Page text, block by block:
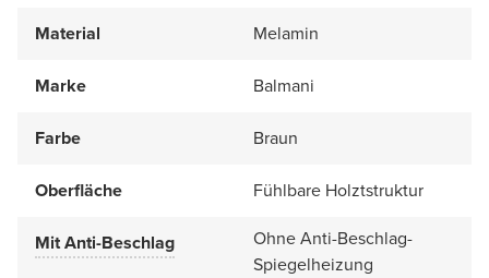
Material Melamin
Marke Balmani
Farbe Braun
Oberfläche Fühlbare Holztstruktur
Mit Anti-Beschlag
Ohne Anti-Beschlag-
Spiegelheizung